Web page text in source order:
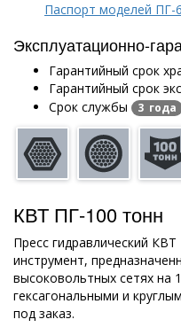
Паспорт моделей ПГ-
Эксплуатационно-
Гарантийный срок
Гарантийный срок
Срок службы 3 года
КВТ ПГ-100 тонн
Пресс гидравлический
инструмент,
высоковольтных сетях на
гексагональными и
под заказ.